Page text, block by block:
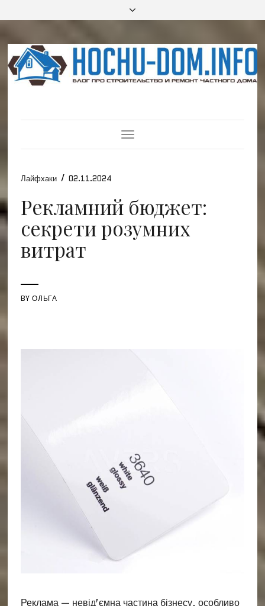
Toggle
Navigation
Лайфхаки / 02.11.2024
Рекламний бюджет:
секрети розумних
витрат
BYОЛЬГА
Реклама — невід’ємна частина бізнесу, особливо